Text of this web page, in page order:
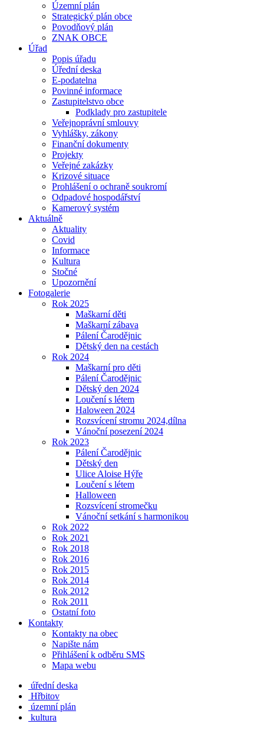
Územní plán
Strategický plán obce
Povodňový plán
ZNAK OBCE
Úřad
Popis úřadu
Úřední deska
E-podatelna
Povinné informace
Zastupitelstvo obce
Podklady pro zastupitele
Veřejnoprávní smlouvy
Vyhlášky, zákony
Finanční dokumenty
Projekty
Veřejné zakázky
Krizové situace
Prohlášení o ochraně soukromí
Odpadové hospodářství
Kamerový systém
Aktuálně
Aktuality
Covid
Informace
Kultura
Stočné
Upozornění
Fotogalerie
Rok 2025
Maškarní děti
Maškarní zábava
Pálení Čarodějnic
Dětský den na cestách
Rok 2024
Maškarní pro děti
Pálení Čarodějnic
Dětský den 2024
Loučení s létem
Haloween 2024
Rozsvícení stromu 2024,dílna
Vánoční posezení 2024
Rok 2023
Pálení Čarodějnic
Dětský den
Ulice Aloise Hýře
Loučení s létem
Halloween
Rozsvícení stromečku
Vánoční setkání s harmonikou
Rok 2022
Rok 2021
Rok 2018
Rok 2016
Rok 2015
Rok 2014
Rok 2012
Rok 2011
Ostatní foto
Kontakty
Kontakty na obec
Napište nám
Přihlášení k odběru SMS
Mapa webu
úřední deska
Hřbitov
územní plán
kultura